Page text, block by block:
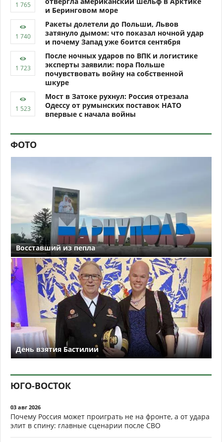
и Беринговом море
Ракеты долетели до Польши, Львов
затянуло дымом: что показал ночной удар
и почему Запад уже боится сентября
После ночных ударов по ВПК и логистике
эксперты заявили: пора Польше
почувствовать войну на собственной
шкуре
Мост в Затоке рухнул: Россия отрезала
Одессу от румынских поставок НАТО
впервые с начала войны
ФОТО
Восставший из пепла
День взятия Бастилии
ЮГО-ВОСТОК
03 авг 2026
Почему Россия может проиграть не на фронте, а от удара
элит в спину: главные сценарии после СВО